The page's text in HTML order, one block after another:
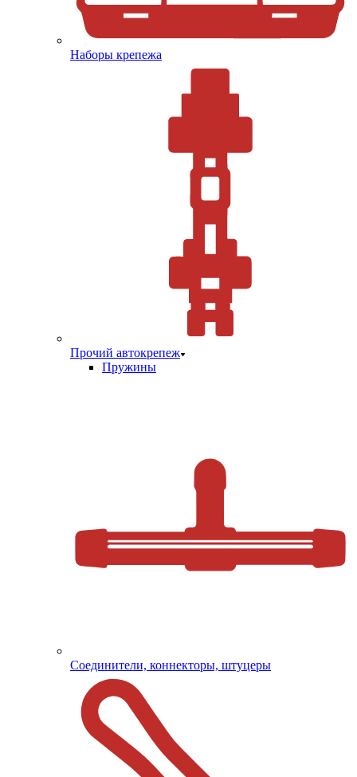
Наборы крепежа
Прочий автокрепеж
Пружины
Соединители, коннекторы, штуцеры